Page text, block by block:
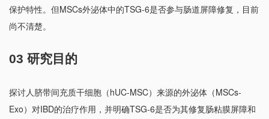
保护特性。但MSCs外泌体中的TSG-6是否参与肠道屏障修复，目前
尚不清楚。
03 研究目的
探讨人脐带间充质干细胞（hUC-MSC）来源的外泌体（MSCs-
Exo）对IBD的治疗作用，并明确TSG-6是否为其修复肠粘膜屏障和